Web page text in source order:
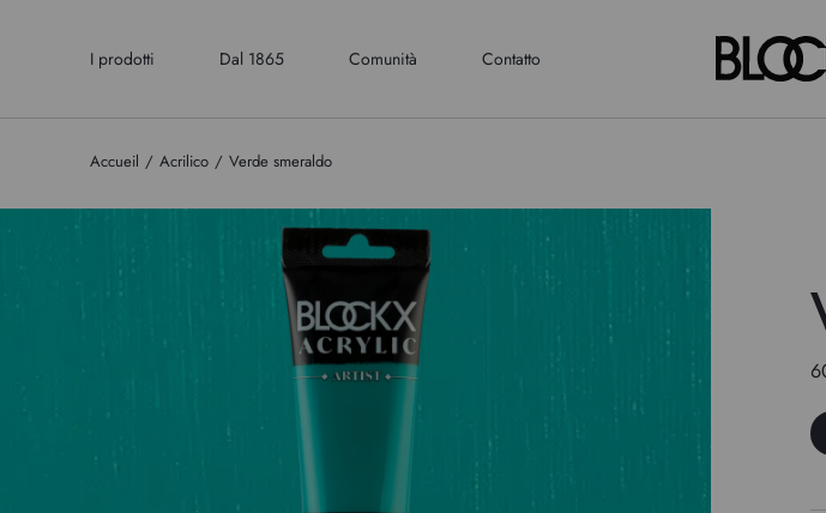
I prodotti Dal 1865 Comunità Contatto
Accueil Acrilico Verde smeraldo